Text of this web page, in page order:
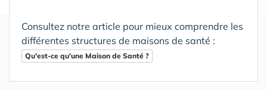
Consultez notre article pour mieux comprendre les
différentes structures de maisons de santé :
Qu'est-ce qu'une Maison de Santé ?